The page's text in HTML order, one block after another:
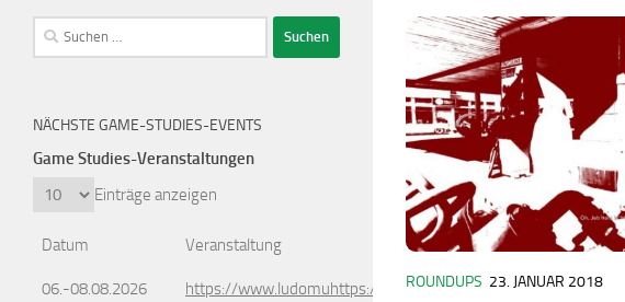
ROUNDUPS 23. JANUAR 2018
Suchen
nach:
NÄCHSTE GAME-STUDIES-EVENTS
Game Studies-Veranstaltungen
Einträge anzeigen
Datum Veranstaltung
06.-08.08.2026 https://www.ludomuhttps://www.ludomusicology.org/ludo2026/